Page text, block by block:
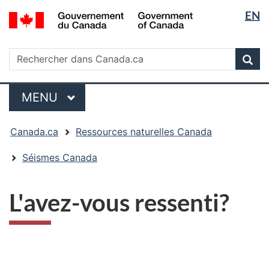
Passer
au
principal
Passer
à
sujet
du
gouvernement »
Passer
à
version
HTML
simplifiée
la
langue
EN
Rechercher
Rechercher
dans
Canada.ca
Menu
MENU PRINCIPAL
êtes
ici
Canada.ca Ressources naturelles Canada
Séismes Canada
L'avez-vous ressenti?